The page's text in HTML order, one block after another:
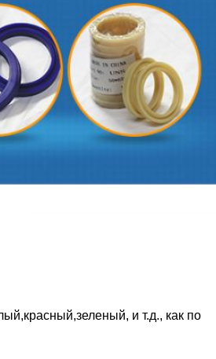
и т.д., как по